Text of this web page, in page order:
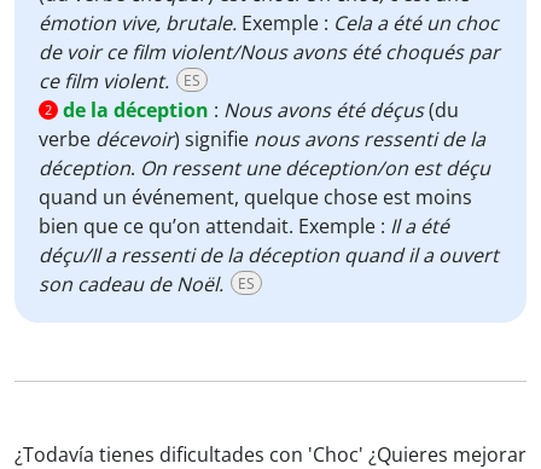
émotion vive, brutale. Exemple : Cela a été un choc
de voir ce film violent/Nous avons été choqués par
ce film violent.
ES
2 de la déception : Nous avons été déçus(du
verbe décevoir) signifie nous avons ressenti de la
déception. On ressent une déception/on est déçu
quand un événement, quelque chose est moins
bien que ce qu’on attendait. Exemple : Il a été
déçu/Il a ressenti de la déception quand il a ouvert
son cadeau de Noël.
ES
¿Todavía tienes dificultades con 'Choc' ¿Quieres mejorar